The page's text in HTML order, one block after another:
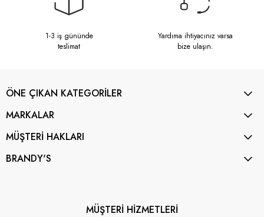
1-3 iş gününde
teslimat
Yardıma ihtiyacınız varsa
bize ulaşın.
ÖNE ÇIKAN KATEGORİLER
MARKALAR
MÜŞTERİ HAKLARI
BRANDY'S
MÜŞTERİ HİZMETLERİ